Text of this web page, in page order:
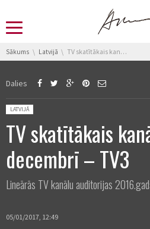
You are here:
Sākums Latvijā TV skatītākais kanāls 2016.gada decembrī – TV3
Dalies
Posted in:
LATVIJĀ
TV skatītākais
decembrī – TV3
Lineārās TV kanālu auditorijas
05/01/2017, 12:49